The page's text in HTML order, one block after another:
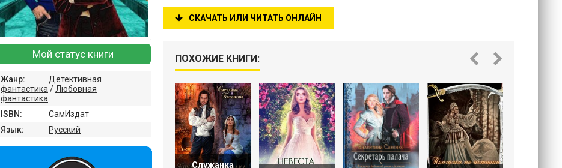
СКАЧАТЬ ИЛИ ЧИТАТЬ ОНЛАЙН
ПОХОЖИЕ КНИГИ:
Служанка
Мой статус книги
Жанр:
Детективная
фантастика / Любовная
фантастика
ISBN:
СамИздат
Язык:
Русский